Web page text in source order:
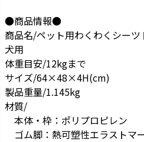
●商品情報●
商品名/ペット用わくわくシーツ
犬用
体重目安/12kgまで
サイズ/64×48×4H(cm)
製品重量/1.145kg
材質/
本体・枠：ポリプロピレン
ゴム脚：熱可塑性エラストマ